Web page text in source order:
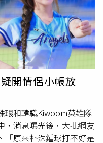
保上三壘，逼得墨西哥緊
棒球卻撞到棒子上出現一
2局上李昀潤持續投球，
4支安打失2分，李昀潤僅
立刻由鍾定栩上場緊急救
，0比5落後。2局下，
整場比賽全隊第1支安
斷換掉先發投手，改由
林書延的保送還是幫助
局，可惜中華小將連吞
跑回第2分。李權恩保送
，中華隊再次攻佔滿
開情侶小帳放
珢和韓職Kiwoom英雄隊
，消息曝光後，大批網友
「原來朴洙鍾球打不好是